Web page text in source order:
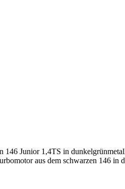
146 Junior 1,4TS in
aus dem schwarzen 146